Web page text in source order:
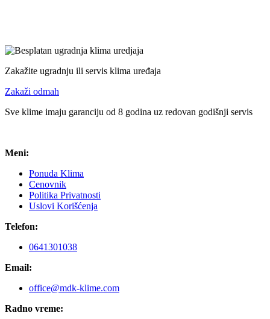
Zakažite ugradnju ili servis klima uređaja
Zakaži odmah
Sve klime imaju garanciju od 8 godina uz redovan godišnji servis
Meni:
Ponuda Klima
Cenovnik
Politika Privatnosti
Uslovi Korišćenja
Telefon:
0641301038
Email:
office@mdk-klime.com
Radno vreme: